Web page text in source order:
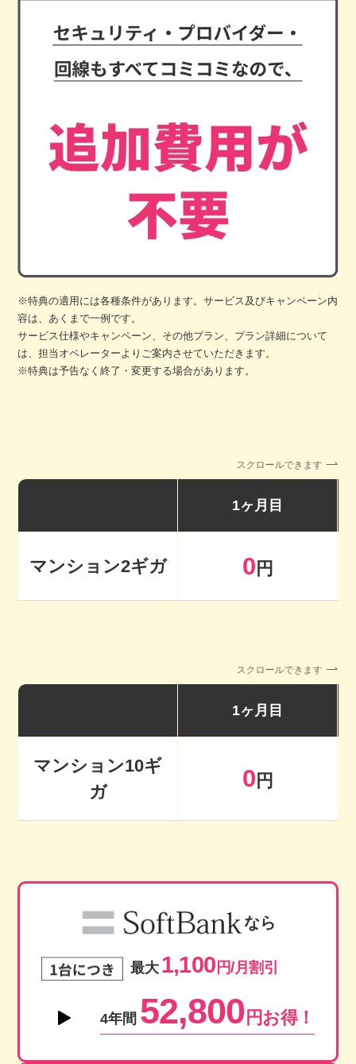
※特典の適用には各種条件があります。サービス及びキャンペーン内
容は、あくまで一例です。
サービス仕様やキャンペーン、その他プラン、プラン詳細について
は、担当オペレーターよりご案内させていただきます。
※特典は予告なく終了・変更する場合があります。
スクロールできます
1ヶ月目
マンション2ギガ 0 円
スクロールできます
1ヶ月目
マンション10ギ
ガ
0 円
なら
最大 1,100 円/月割引
4年間 52,800 円お得！